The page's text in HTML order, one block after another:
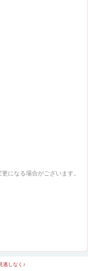
になる場合がございます。
逃しなく♪